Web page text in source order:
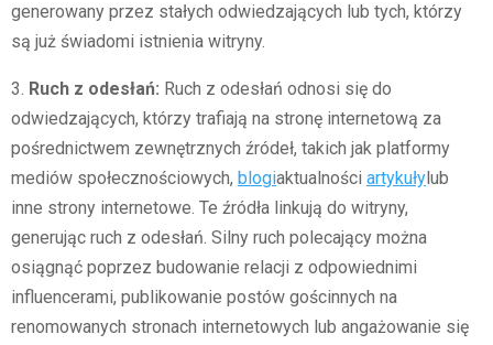
generowany przez stałych odwiedzających lub tych, którzy
są już świadomi istnienia witryny.
3. Ruch z odesłań: Ruch z odesłań odnosi się do
odwiedzających, którzy trafiają na stronę internetową za
pośrednictwem zewnętrznych źródeł, takich jak platformy
mediów społecznościowych, blogiaktualności artykułylub
inne strony internetowe. Te źródła linkują do witryny,
generując ruch z odesłań. Silny ruch polecający można
osiągnąć poprzez budowanie relacji z odpowiednimi
influencerami, publikowanie postów gościnnych na
renomowanych stronach internetowych lub angażowanie się